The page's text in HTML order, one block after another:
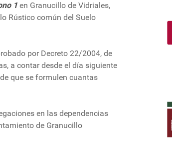
1 en Granucillo de Vidriales,
Rústico común del Suelo
por Decreto 22/2004, de
a contar desde el día siguiente
que se formulen cuantas
en las dependencias
de Granucillo